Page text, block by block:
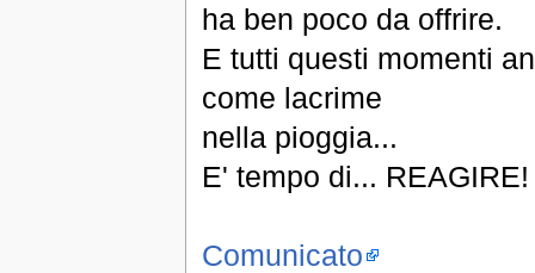
ha ben poco da offrire.
E tutti questi momenti
come lacrime
nella pioggia...
E' tempo di... REAGIRE!
Comunicato